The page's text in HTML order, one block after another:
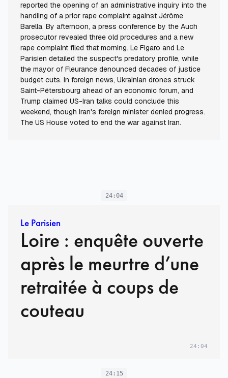
reported the opening of an administrative inquiry into the
handling of a prior rape complaint against Jérôme
Barella. By afternoon, a press conference by the Auch
prosecutor revealed three old procedures and a new
rape complaint filed that morning. Le Figaro and Le
Parisien detailed the suspect's predatory profile, while
the mayor of Fleurance denounced decades of justice
budget cuts. In foreign news, Ukrainian drones struck
Saint-Pétersbourg ahead of an economic forum, and
Trump claimed US-Iran talks could conclude this
weekend, though Iran's foreign minister denied progress.
The US House voted to end the war against Iran.
24:04
Le Parisien
Loire : enquête ouverte
après le meurtre d’une
retraitée à coups de
couteau
24:04
24:15